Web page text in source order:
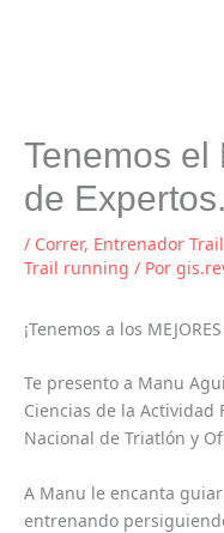
Tenemos el
de
/ Correr, Entrenador
Trail running / Por
¡Tenemos a los
Te presento a Manu
Ciencias de la Actividad
Nacional de Triatlón y
A Manu le encanta
entrenando